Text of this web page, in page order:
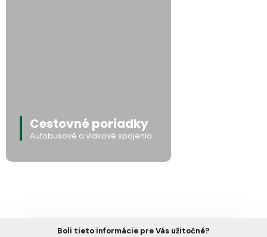
Cestovné poriadky
Autobusové a vlakové spojenia
Boli tieto informácie pre Vás užitočné?